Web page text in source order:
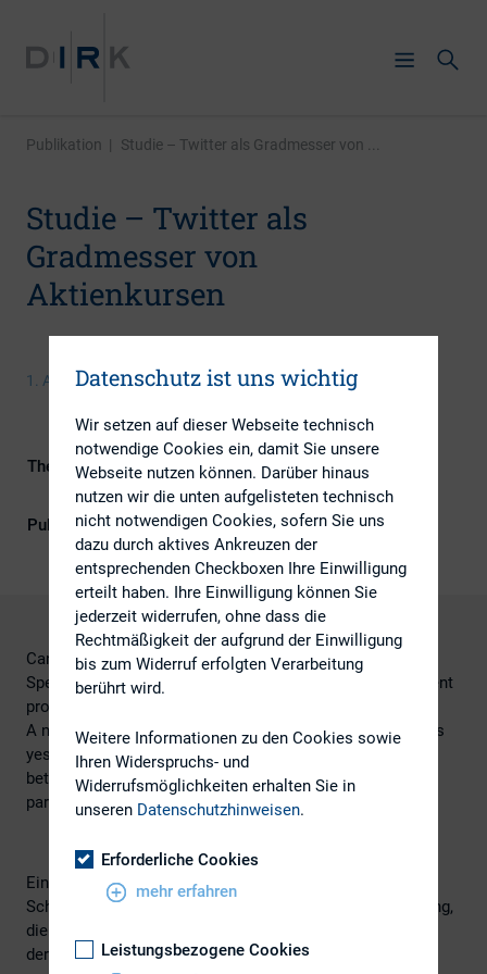
Publikation | Studie – Twitter als Gradmesser von ...
Studie – Twitter als
Gradmesser von
Aktienkursen
1. August 2016
Themengebiete
Digitalisierung, Investoren, IR-
Kompetenz
Publikationsform
Externe Publikationen
Can financial intelligence be found in the “twitterverse”?
Specifically, does a vast amount of social media sentiment
provide clues to how a stock will perform?
A new study by a Johns Hopkins business professor says
yes, a strong contemporaneous correlation does exist
between the mood of a day’s worth of tweets about a
particular stock and the performance of that stock.
Eine aktuelle Studie der John Hopkins Carey Business
School in Baltimore hat untersucht, wie sich die Stimmung,
die in Tweets über eine Aktie verbreitet wird, sich auf
deren Kurs und zukünftige Performance auswirkt.
Datenschutz ist uns wichtig
Wir setzen auf dieser Webseite technisch
notwendige Cookies ein, damit Sie unsere
Webseite nutzen können. Darüber hinaus
nutzen wir die unten aufgelisteten technisch
nicht notwendigen Cookies, sofern Sie uns
dazu durch aktives Ankreuzen der
entsprechenden Checkboxen Ihre Einwilligung
erteilt haben. Ihre Einwilligung können Sie
jederzeit widerrufen, ohne dass die
Rechtmäßigkeit der aufgrund der Einwilligung
bis zum Widerruf erfolgten Verarbeitung
berührt wird.
Weitere Informationen zu den Cookies sowie
Ihren Widerspruchs- und
Widerrufsmöglichkeiten erhalten Sie in
unseren Datenschutzhinweisen.
Erforderliche Cookies
mehr erfahren
Leistungsbezogene Cookies